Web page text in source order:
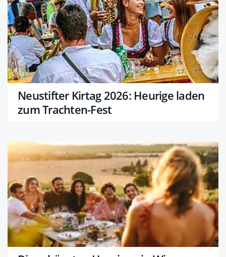
Neustifter Kirtag 2026: Heurige laden
zum Trachten-Fest